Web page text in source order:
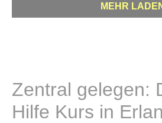
MEHR
Zentral gelegen:
Hilfe Kurs in